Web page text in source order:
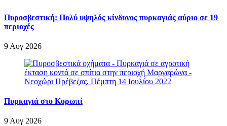
Πυροσβεστική: Πολύ υψηλός κίνδυνος πυρκαγιάς αύριο σε 19
περιοχές
9 Αυγ 2026
Πυρκαγιά στο Κορωπί
9 Αυγ 2026